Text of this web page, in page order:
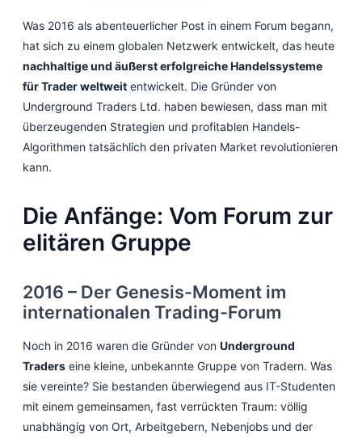
Was 2016 als abenteuerlicher Post in einem Forum begann,
hat sich zu einem globalen Netzwerk entwickelt, das heute
nachhaltige und äußerst erfolgreiche Handelssysteme
für Trader weltweit entwickelt. Die Gründer von
Underground Traders Ltd. haben bewiesen, dass man mit
überzeugenden Strategien und profitablen Handels-
Algorithmen tatsächlich den privaten Market revolutionieren
kann.
Die Anfänge: Vom Forum zur
elitären Gruppe
2016 – Der Genesis-Moment im
internationalen Trading-Forum
Noch in 2016 waren die Gründer von Underground
Traders eine kleine, unbekannte Gruppe von Tradern. Was
sie vereinte? Sie bestanden überwiegend aus IT-Studenten
mit einem gemeinsamen, fast verrückten Traum: völlig
unabhängig von Ort, Arbeitgebern, Nebenjobs und der